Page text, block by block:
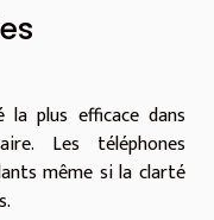
plus efficace dans
Les téléphones
même si la clarté